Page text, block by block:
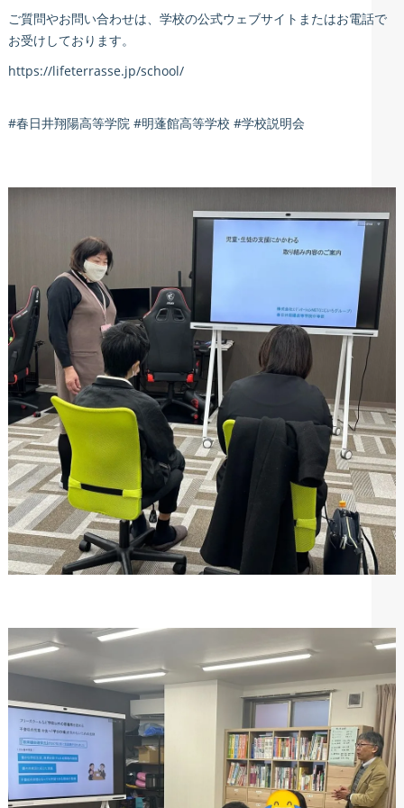
ご質問やお問い合わせは、学校の公式ウェブサイトまたはお電話で
お受けしております。
https://lifeterrasse.jp/school/
#春日井翔陽高等学院 #明蓬館高等学校 #学校説明会